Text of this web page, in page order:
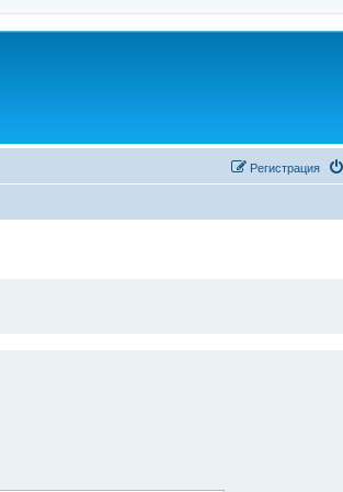
Регистрация